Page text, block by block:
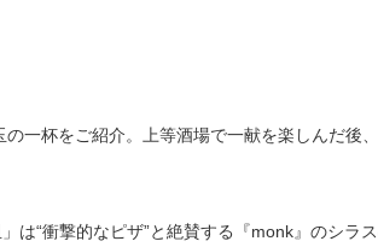
一杯をご紹介。上等酒場で一献を楽しんだ後
は“衝撃的なピザ”と絶賛する『monk』のシラ